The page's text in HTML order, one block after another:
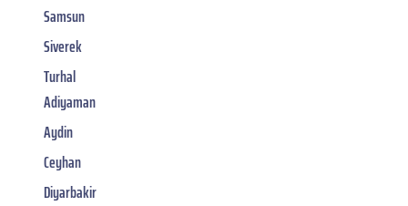
Samsun
Siverek
Turhal
Adiyaman
Aydin
Ceyhan
Diyarbakir